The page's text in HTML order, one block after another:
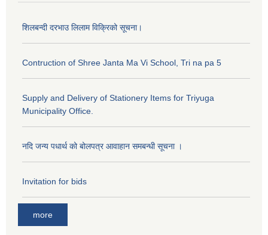
शिलबन्दी दरभाउ लिलाम विक्रिको सूचना।
Contruction of Shree Janta Ma Vi School, Tri na pa 5
Supply and Delivery of Stationery Items for Triyuga
Municipality Office.
नदि जन्य पधार्थ को बोलपत्र आवाहान समबन्धी सूचना ।
Invitation for bids
more